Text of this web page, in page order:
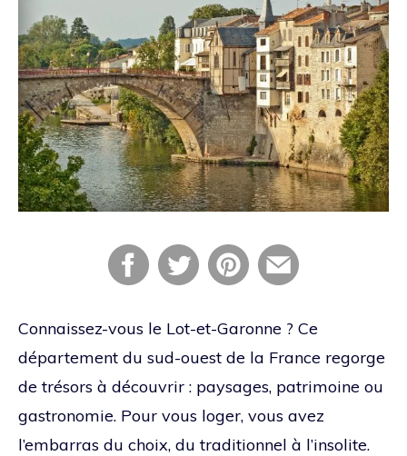
Connaissez-vous le Lot-et-Garonne ? Ce
département du sud-ouest de la France regorge
de trésors à découvrir : paysages, patrimoine ou
gastronomie. Pour vous loger, vous avez
l’embarras du choix, du traditionnel à l’insolite.